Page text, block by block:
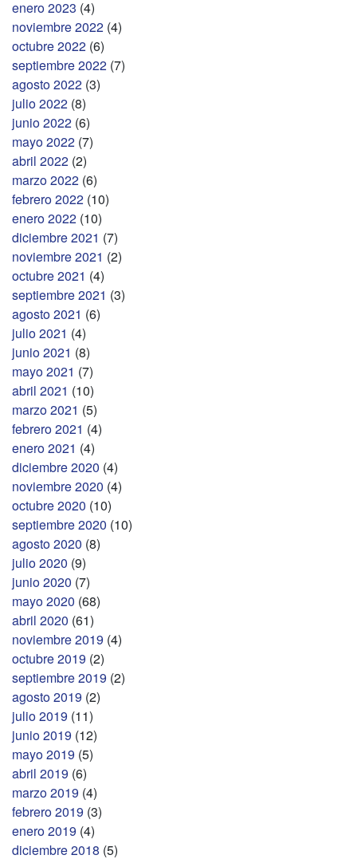
enero 2023 (4)
noviembre 2022 (4)
octubre 2022 (6)
septiembre 2022 (7)
agosto 2022 (3)
julio 2022 (8)
junio 2022 (6)
mayo 2022 (7)
abril 2022 (2)
marzo 2022 (6)
febrero 2022 (10)
enero 2022 (10)
diciembre 2021 (7)
noviembre 2021 (2)
octubre 2021 (4)
septiembre 2021 (3)
agosto 2021 (6)
julio 2021 (4)
junio 2021 (8)
mayo 2021 (7)
abril 2021 (10)
marzo 2021 (5)
febrero 2021 (4)
enero 2021 (4)
diciembre 2020 (4)
noviembre 2020 (4)
octubre 2020 (10)
septiembre 2020 (10)
agosto 2020 (8)
julio 2020 (9)
junio 2020 (7)
mayo 2020 (68)
abril 2020 (61)
noviembre 2019 (4)
octubre 2019 (2)
septiembre 2019 (2)
agosto 2019 (2)
julio 2019 (11)
junio 2019 (12)
mayo 2019 (5)
abril 2019 (6)
marzo 2019 (4)
febrero 2019 (3)
enero 2019 (4)
diciembre 2018 (5)